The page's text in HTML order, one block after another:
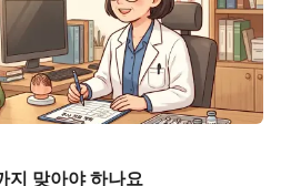
지 맞아야 하나요